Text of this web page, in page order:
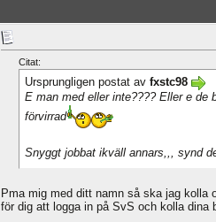
Citat:
Ursprungligen postat av fxstc98
E man med eller inte???? Eller e
förvirrad
Snyggt jobbat ikväll annars,,, synd
Pma mig med ditt namn så ska jag kolla
för dig att logga in på SvS och kolla dina